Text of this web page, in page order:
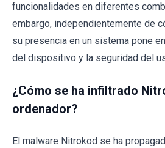
funcionalidades en diferentes
embargo, independientemente de
su presencia en un sistema pone
del dispositivo y la seguridad del
¿Cómo se ha infiltrado
ordenador?
El malware Nitrokod se ha